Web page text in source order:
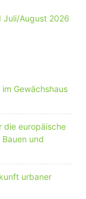
Gewächshaus
die europäische
und
urbaner